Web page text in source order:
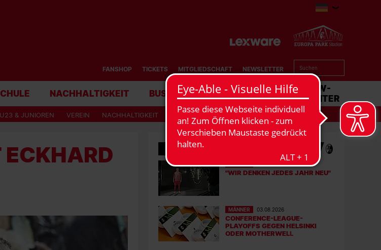
FANSHOP TICKETS MITGLIEDSCHAFT NEWSLETTER
NACHHALTIGKEIT BUSINESS STADION MATCHCENTER
U23 & JUNIOREN VEREIN NACHHALTIGKEIT
ECKHARD
MÄNNER 06.08.2026
"WIR DENKEN JEDES JAHR NEU"
MÄNNER 03.08.2026
CONFERENCE-LEAGUE-
PLAYOFFS GEGEN HELSINKI
ODER MOTHERWELL